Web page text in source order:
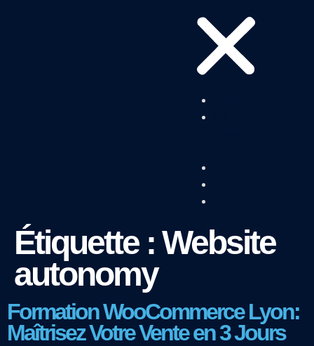
Étiquette : Website
autonomy
Formation WooCommerce Lyon:
Maîtrisez Votre Vente en 3 Jours